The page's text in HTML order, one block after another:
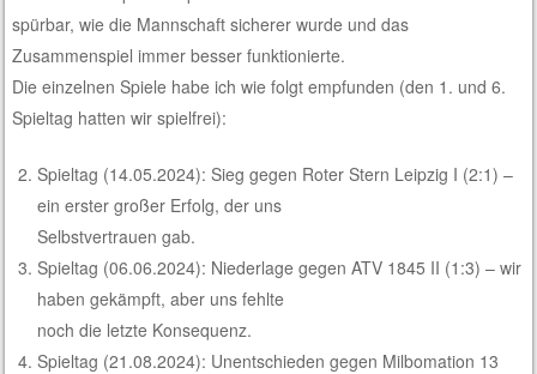
spürbar, wie die Mannschaft sicherer wurde und das
Zusammenspiel immer besser funktionierte.
Die einzelnen Spiele habe ich wie folgt empfunden (den 1. und 6.
Spieltag hatten wir spielfrei):
Spieltag (14.05.2024): Sieg gegen Roter Stern Leipzig I (2:1) –
ein erster großer Erfolg, der uns
Selbstvertrauen gab.
Spieltag (06.06.2024): Niederlage gegen ATV 1845 II (1:3) – wir
haben gekämpft, aber uns fehlte
noch die letzte Konsequenz.
Spieltag (21.08.2024): Unentschieden gegen Milbomation 13